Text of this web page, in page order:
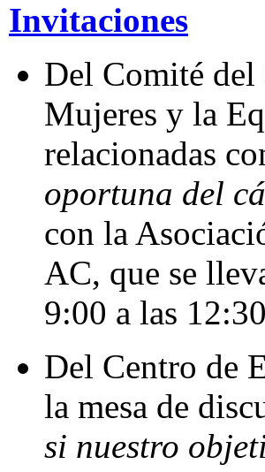
Invitaciones
Del Comité del
Mujeres y la
relacionadas
oportuna del
con la
AC, que se
9:00 a las
Del Centro de
la mesa de
si nuestro